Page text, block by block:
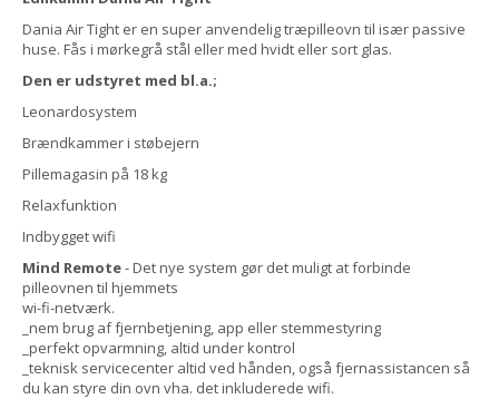
Dania Air Tight er en super anvendelig træpilleovn til især passive
huse. Fås i mørkegrå stål eller med hvidt eller sort glas.
Den er udstyret med bl.a.;
Leonardosystem
Brændkammer i støbejern
Pillemagasin på 18 kg
Relaxfunktion
Indbygget wifi
Mind Remote- Det nye system gør det muligt at forbinde
pilleovnen til hjemmets
wi-fi-netværk.
_nem brug af fjernbetjening, app eller stemmestyring
_perfekt opvarmning, altid under kontrol
_teknisk servicecenter altid ved hånden, også fjernassistancen så
du kan styre din ovn vha. det inkluderede wifi.